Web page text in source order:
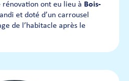
rénovation ont eu lieu à Bois-
et doté d’un carrousel
de l’habitacle après le